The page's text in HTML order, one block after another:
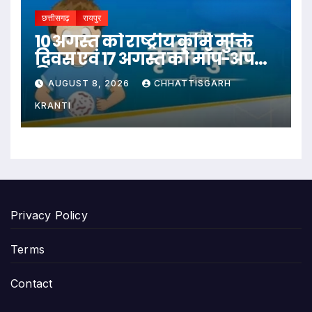
छत्तीसगढ़ रायपुर
10 अगस्त को राष्ट्रीय कृमि मुक्ति
दिवस एवं 17 अगस्त को मॉप-अप
दिवस
AUGUST 8, 2026 CHHATTISGARH
KRANTI
Privacy Policy
Terms
Contact